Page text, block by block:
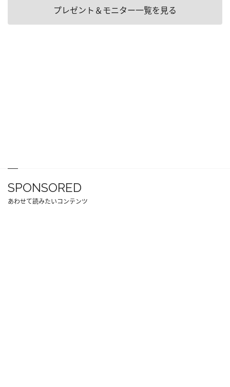
プレゼント＆モニター一覧を見る
SPONSORED
あわせて読みたいコンテンツ